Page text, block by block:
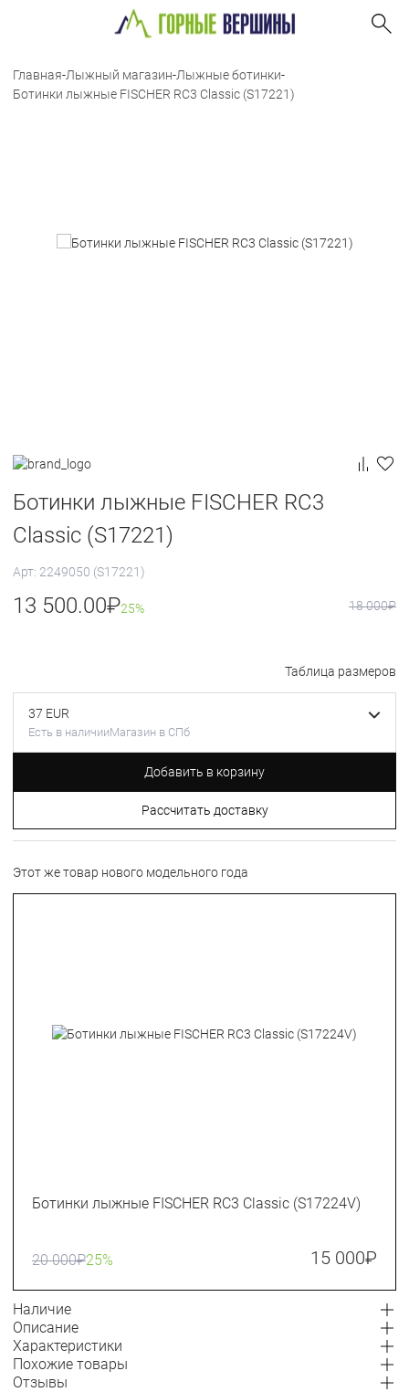
Главная-Лыжный магазин-Лыжные ботинки-
Ботинки лыжные FISCHER RC3 Classic (S17221)
Ботинки лыжные FISCHER RC3
Classic (S17221)
Арт: 2249050 (S17221)
13 500.00₽25% 18 000₽
Таблица размеров
37 EUR
Есть в наличииМагазин в СПб
Добавить в корзину
Рассчитать доставку
Этот же товар нового модельного года
Ботинки лыжные FISCHER RC3 Classic (S17224V)
20 000₽25% 15 000₽
Наличие
Описание
Характеристики
Похожие товары
Отзывы